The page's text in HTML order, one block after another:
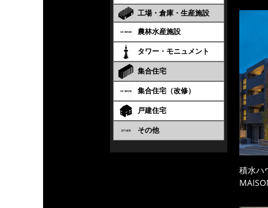
工場・倉庫・生産施設
農林水産施設
タワー・モニュメント
集合住宅
集合住宅（改修）
戸建住宅
その他
積水